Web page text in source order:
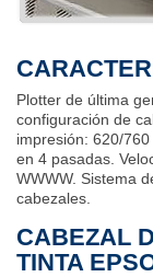
Plotter de última
configuración de
impresión: 620/
en 4 pasadas.
WWWW. Sistema
cabezales.
CABEZAL
TINTA